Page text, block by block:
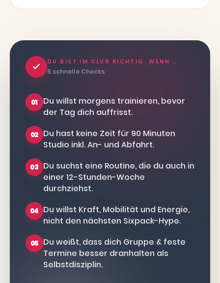
DU BIST IM CLUB RICHTIG, WENN …
5 schnelle Checks
01
Du willst morgens trainieren, bevor
der Tag dich auffrisst.
02 Du hast keine Zeit für 90 Minuten
Studio inkl. An- und Abfahrt.
03 Du suchst eine Routine, die du auch in
einer 12-Stunden-Woche
durchziehst.
04 Du willst Kraft, Mobilität und Energie,
nicht den nächsten Sixpack-Hype.
05 Du weißt, dass dich Gruppe & feste
Termine besser dranhalten als
Selbstdisziplin.